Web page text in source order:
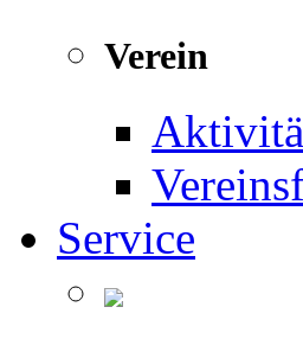
Verein
Service